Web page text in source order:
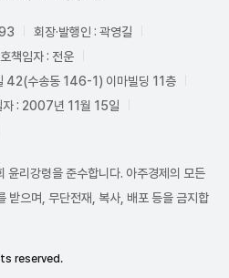
회장·발행인 : 곽영길
책임자 : 전운
42(수송동 146-1) 이마빌딩 11층
자 : 2007년 11월 15일
윤리강령을 준수합니다. 아주경제의 모든
받으며, 무단전재, 복사, 배포 등을 금지합
reserved.